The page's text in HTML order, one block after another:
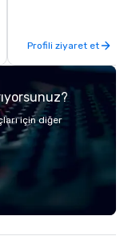
Profili ziyaret et
için diğer